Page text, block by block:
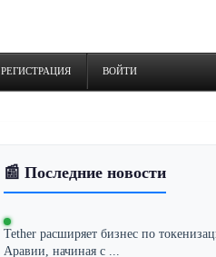
РЕГИСТРАЦИЯ ВОЙТИ
📰 Последние новости
Tether расширяет бизнес по
Аравии, начиная с ...